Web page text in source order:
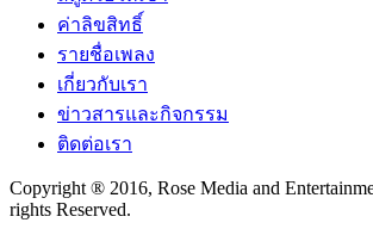
ค่าลิขสิทธิ์
รายชื่อเพลง
เกี่ยวกับเรา
ข่าวสารและกิจกรรม
ติดต่อเรา
Copyright ® 2016, Rose Media and
rights Reserved.